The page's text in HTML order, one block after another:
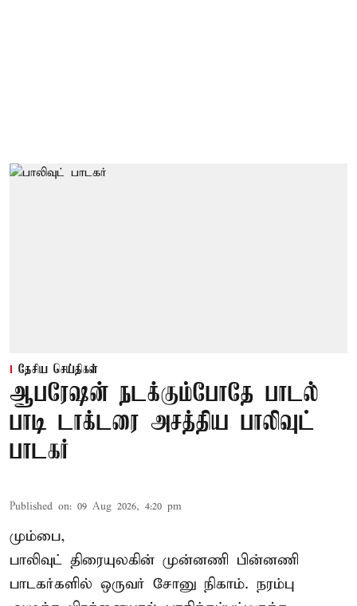
தேசிய செய்திகள்
ஆபரேஷன் நடக்கும்போதே பாடல்
பாடி டாக்டரை அசத்திய பாலிவுட்
பாடகர்
Published on: 09 Aug 2026, 4:20 pm
மும்பை,
பாலிவுட் திரையுலகின் முன்னணி பின்னணி
பாடகர்களில் ஒருவர் சோனு நிகாம். நரம்பு